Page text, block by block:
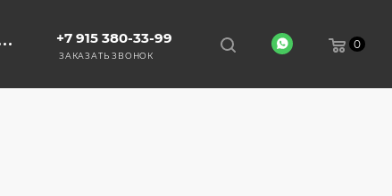
+7 915 380-33-99
ЗАКАЗАТЬ ЗВОНОК
0